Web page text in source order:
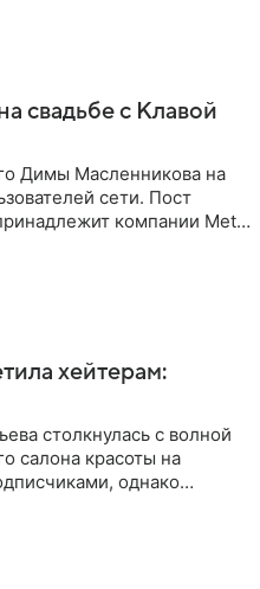
свадьбе с Клавой
Димы Масленникова на
сети. Пост
компании Meta,
хейтерам:
столкнулась с волной
салона красоты на
однако